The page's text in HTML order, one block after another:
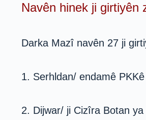
Navên hinek ji girtiyên
Darka Mazî navên 27 ji
1. Serhldan/ endamê
2. Dijwar/ ji Cizîra Botan